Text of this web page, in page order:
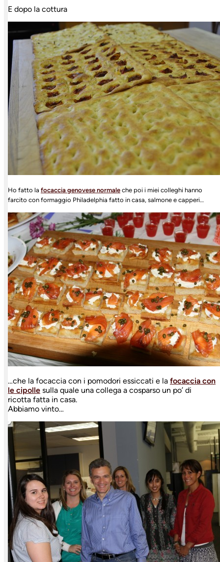
E dopo la cottura
Ho fatto la focaccia genovese normale che poi i miei colleghi hanno
farcito con formaggio Philadelphia fatto in casa, salmone e capperi…
…che la focaccia con i pomodori essiccati e la focaccia con
le cipolle sulla quale una collega a cosparso un po’ di
ricotta fatta in casa.
Abbiamo vinto…